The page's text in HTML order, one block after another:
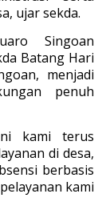
ujar sekda.
Singoan
Batang Hari
menjadi
penuh
kami terus
di desa,
berbasis
kami